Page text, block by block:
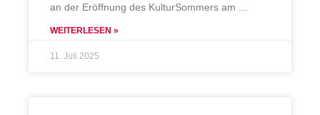
an der Eröffnung des KulturSommers am
WEITERLESEN »
11. Juli 2025